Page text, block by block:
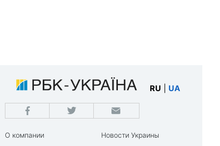
RU UA
О компании
Новости Украины